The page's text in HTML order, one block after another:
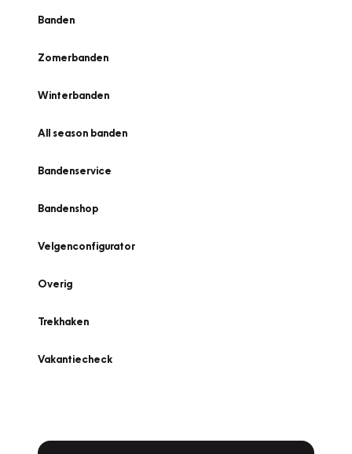
Banden
Zomerbanden
Winterbanden
All season banden
Bandenservice
Bandenshop
Velgenconfigurator
Overig
Trekhaken
Vakantiecheck